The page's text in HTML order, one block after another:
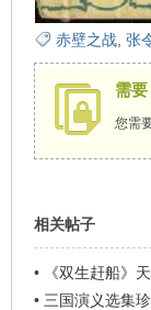
赤壁之战, 张
需要
您需
相关帖子
•
《双生赶船》
• 三国演义选集